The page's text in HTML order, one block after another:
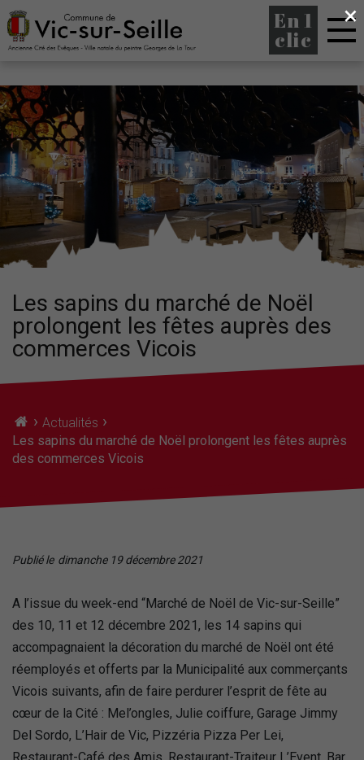
En 1
clic
Les sapins du marché de Noël
prolongent les fêtes auprès des
commerces Vicois
› Actualités ›
Les sapins du marché de Noël prolongent les fêtes auprès
des commerces Vicois
Publié le dimanche 19 décembre 2021
A l’issue du week-end “Marché de Noël de Vic-sur-Seille”
des 10, 11 et 12 décembre 2021, les 14 sapins qui
accompagnaient la décoration du marché de Noël ont été
réemployés et offerts par la Municipalité aux commerçants
Vicois suivants, afin de faire perdurer l’esprit de fête au
cœur de la Cité : Mel’ongles, Julie coiffure, Garage Jimmy
Del Sordo, L’Hair de Vic, Pizzéria Pizza Per Lei,
×